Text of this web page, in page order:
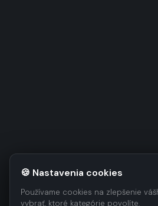
🍪 Nastavenia cookies
Používame cookies na zlepšenie
vybrať, ktoré kategórie povolíte.